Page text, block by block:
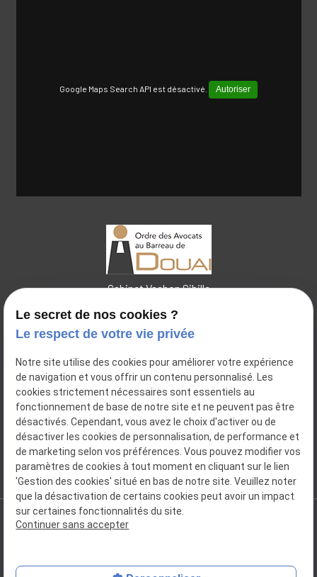
Google Maps Search API est désactivé. Autoriser
Cabinet Vachon Sibille
place
44 place Charles de Pollinchove
59500DOUAI
place
14 Bis Rue Pierre Ogée
59112ANNŒULLIN
phone 06.31.55.36.36
Plan du site
Le secret de nos cookies ?
Le respect de votre vie privée
Notre site utilise des cookies pour améliorer votre expérience
de navigation et vous offrir un contenu personnalisé. Les
cookies strictement nécessaires sont essentiels au
fonctionnement de base de notre site et ne peuvent pas être
désactivés. Cependant, vous avez le choix d'activer ou de
désactiver les cookies de personnalisation, de performance et
de marketing selon vos préférences. Vous pouvez modifier vos
paramètres de cookies à tout moment en cliquant sur le lien
'Gestion des cookies' situé en bas de notre site. Veuillez noter
que la désactivation de certains cookies peut avoir un impact
sur certaines fonctionnalités du site.
Continuer sans accepter